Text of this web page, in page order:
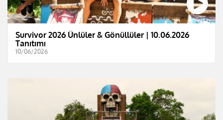
Survivor 2026 Ünlüler & Gönüllüler | 10.06.2026
Tanıtımı
10/06/2026